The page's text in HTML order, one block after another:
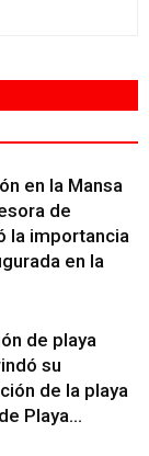
en la Mansa
de
la importancia
en la
de playa
su
de la playa
Playa...